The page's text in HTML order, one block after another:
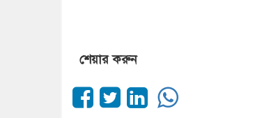
শেয়ার করুন